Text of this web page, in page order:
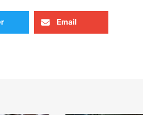
Email